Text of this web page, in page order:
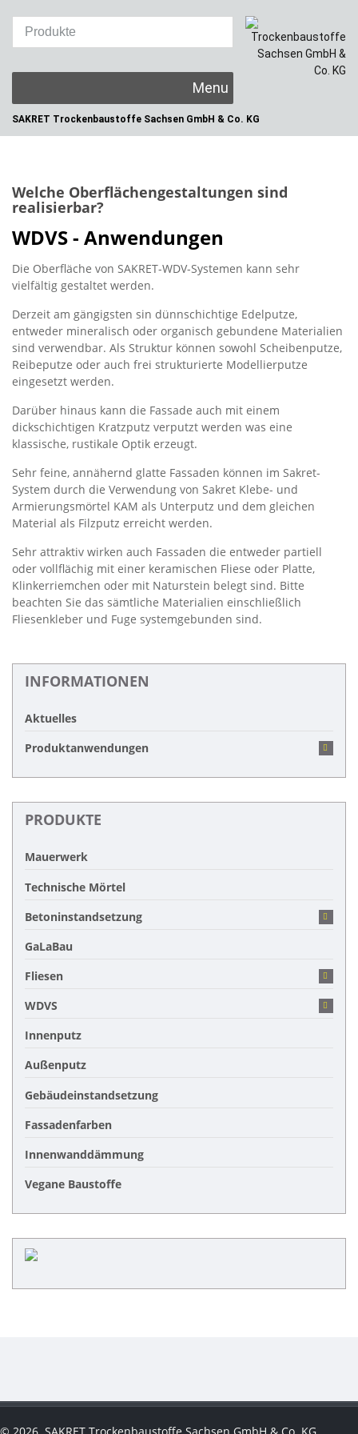
SAKRET Trockenbaustoffe Sachsen GmbH & Co. KG
content
Welche Oberflächengestaltungen sind
realisierbar?
WDVS - Anwendungen
Die Oberfläche von SAKRET-WDV-Systemen kann sehr
vielfältig gestaltet werden.
Derzeit am gängigsten sin dünnschichtige Edelputze,
entweder mineralisch oder organisch gebundene Materialien
sind verwendbar. Als Struktur können sowohl Scheibenputze,
Reibeputze oder auch frei strukturierte Modellierputze
eingesetzt werden.
Darüber hinaus kann die Fassade auch mit einem
dickschichtigen Kratzputz verputzt werden was eine
klassische, rustikale Optik erzeugt.
Sehr feine, annähernd glatte Fassaden können im Sakret-
System durch die Verwendung von Sakret Klebe- und
Armierungsmörtel KAM als Unterputz und dem gleichen
Material als Filzputz erreicht werden.
Sehr attraktiv wirken auch Fassaden die entweder partiell
oder vollflächig mit einer keramischen Fliese oder Platte,
Klinkerriemchen oder mit Naturstein belegt sind. Bitte
beachten Sie das sämtliche Materialien einschließlich
Fliesenkleber und Fuge systemgebunden sind.
INFORMATIONEN
Aktuelles
Produktanwendungen
PRODUKTE
Mauerwerk
Technische Mörtel
Betoninstandsetzung
GaLaBau
Fliesen
WDVS
Innenputz
Außenputz
Gebäudeinstandsetzung
Fassadenfarben
Innenwanddämmung
Vegane Baustoffe